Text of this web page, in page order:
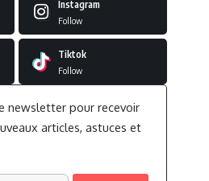
Instagram
Follow
Tiktok
Follow
newsletter pour recevoir
articles, astuces et